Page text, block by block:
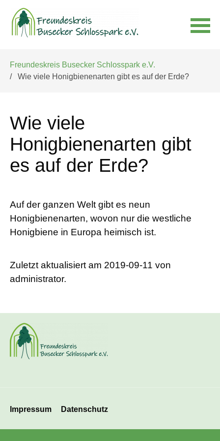
überspringen
Freundeskreis Busecker Schlosspark e.V.
Wie viele Honigbienenarten gibt es auf der Erde?
Wie viele
Honigbienenarten gibt
es auf der Erde?
Auf der ganzen Welt gibt es neun
Honigbienenarten, wovon nur die westliche
Honigbiene in Europa heimisch ist.
Zuletzt aktualisiert am 2019-09-11 von
administrator.
überspringen
Impressum Datenschutz